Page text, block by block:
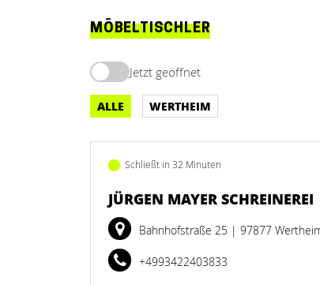
MÖBELTISCHLER
Jetzt geöffnet
ALLE WERTHEIM
Schließt in 32 Minuten
JÜRGEN MAYER SCHREINEREI
Bahnhofstraße 25 | 97877
+4993422403833